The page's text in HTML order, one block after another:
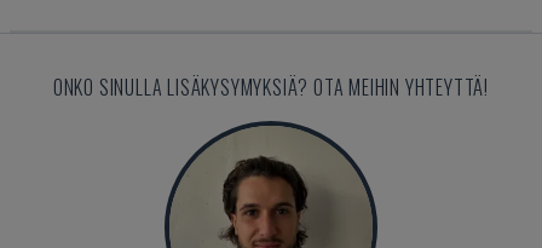
ONKO SINULLA LISÄKYSYMYKSIÄ? OTA MEIHIN YHTEYTTÄ!